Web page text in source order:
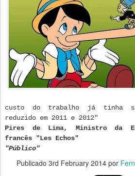
custo do trabalho já tinha
reduzido em 2011 e 2012"
Pires de Lima, Ministro da
francês "Les Echos"
"Público"
Publicado 3rd February 2014por